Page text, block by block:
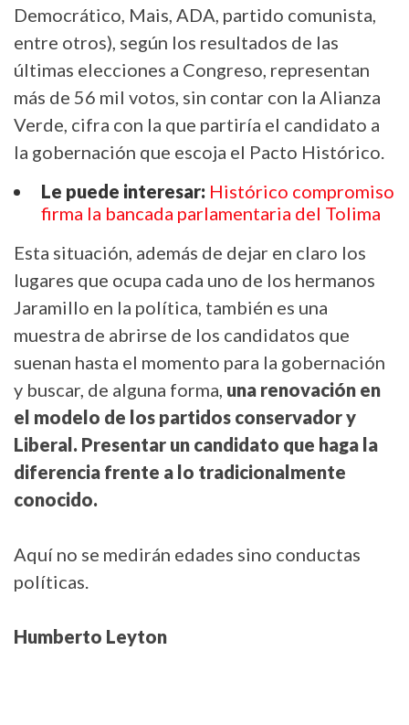
Democrático, Mais, ADA, partido comunista,
entre otros), según los resultados de las
últimas elecciones a Congreso, representan
más de 56 mil votos, sin contar con la Alianza
Verde, cifra con la que partiría el candidato a
la gobernación que escoja el Pacto Histórico.
Le puede interesar: Histórico compromiso
firma la bancada parlamentaria del Tolima
Esta situación, además de dejar en claro los
lugares que ocupa cada uno de los hermanos
Jaramillo en la política, también es una
muestra de abrirse de los candidatos que
suenan hasta el momento para la gobernación
y buscar, de alguna forma, una renovación en
el modelo de los partidos conservador y
Liberal. Presentar un candidato que haga la
diferencia frente a lo tradicionalmente
conocido.
Aquí no se medirán edades sino conductas
políticas.
Humberto Leyton